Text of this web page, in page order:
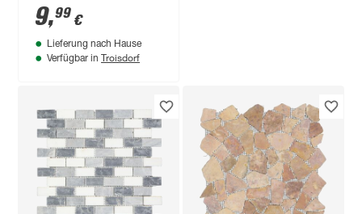
grau 30 x 30 cm
9,99 €
Lieferung nach Hause
Verfügbar in Troisdorf